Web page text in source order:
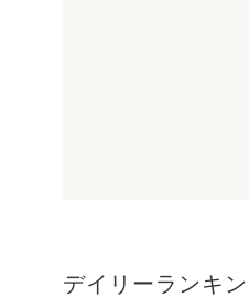
デイリーランキ